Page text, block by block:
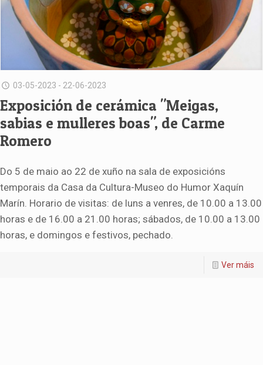
03-05-2023 - 22-06-2023
Exposición de cerámica "Meigas,
sabias e mulleres boas", de Carme
Romero
Do 5 de maio ao 22 de xuño na sala de exposicións
temporais da Casa da Cultura-Museo do Humor Xaquín
Marín. Horario de visitas: de luns a venres, de 10.00 a 13.00
horas e de 16.00 a 21.00 horas; sábados, de 10.00 a 13.00
horas, e domingos e festivos, pechado.
Ver máis